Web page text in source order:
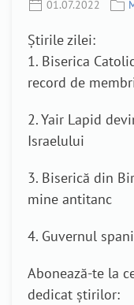
01.07.2022
Știrile zilei:
1. Biserica
record de
2. Yair Lapid
Israelului
3. Biserică din
mine antitanc
4. Guvernul
Abonează-te la
dedicat știrilor: